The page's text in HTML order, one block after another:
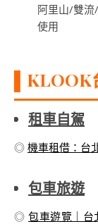
阿里山/雙
使用
租車自駕
◎ 機車租借：台
包車旅遊
◎包車遊覽｜台